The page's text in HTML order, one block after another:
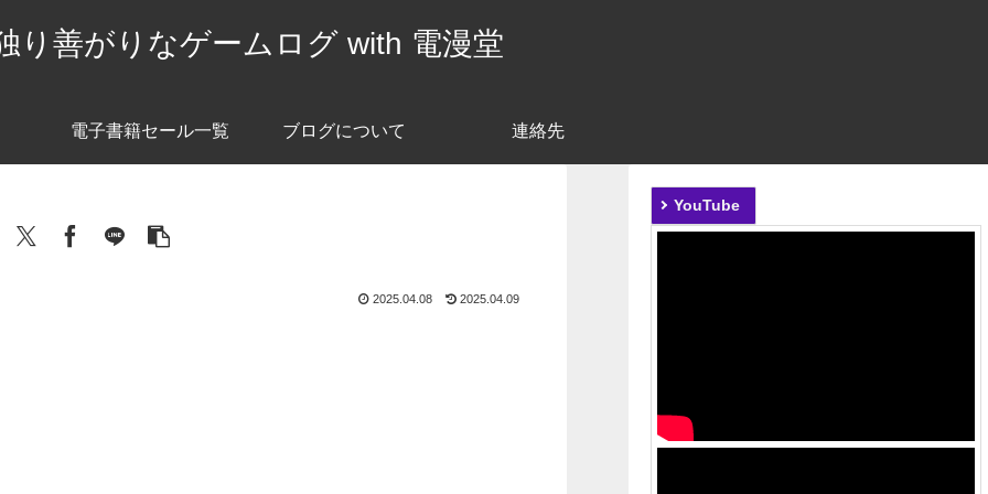
り善がりなゲームログ with 電漫堂
電子書籍セール一覧 ブログについて 連絡先
2025.04.08 2025.04.09
YouTube